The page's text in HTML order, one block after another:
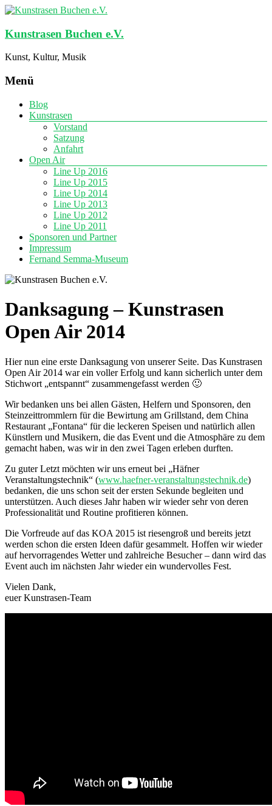
Kunstrasen Buchen e.V.
Kunst, Kultur, Musik
Menü
Blog
Kunstrasen
Vorstand
Satzung
Anfahrt
Open Air
Line Up 2016
Line Up 2015
Line Up 2014
Line Up 2013
Line Up 2012
Line Up 2011
Sponsoren und Partner
Impressum
Fernand Semma-Museum
Danksagung – Kunstrasen
Open Air 2014
Hier nun eine erste Danksagung von unserer Seite. Das Kunstrasen
Open Air 2014 war ein voller Erfolg und kann sicherlich unter dem
Stichwort „entspannt“ zusammengefasst werden 🙂
Wir bedanken uns bei allen Gästen, Helfern und Sponsoren, den
Steinzeittrommlern für die Bewirtung am Grillstand, dem China
Restaurant „Fontana“ für die leckeren Speisen und natürlich allen
Künstlern und Musikern, die das Event und die Atmosphäre zu dem
gemacht haben, was wir in den zwei Tagen erleben durften.
Zu guter Letzt möchten wir uns erneut bei „Häfner
Veranstaltungstechnik“ (www.haefner-veranstaltungstechnik.de)
bedanken, die uns schon seit der ersten Sekunde begleiten und
unterstützen. Auch dieses Jahr haben wir wieder sehr von deren
Professionalität und Routine profitieren können.
Die Vorfreude auf das KOA 2015 ist riesengroß und bereits jetzt
werden schon die ersten Ideen dafür gesammelt. Hoffen wir wieder
auf hervorragendes Wetter und zahlreiche Besucher – dann wird das
Event auch im nächsten Jahr wieder ein wundervolles Fest.
Vielen Dank,
euer Kunstrasen-Team